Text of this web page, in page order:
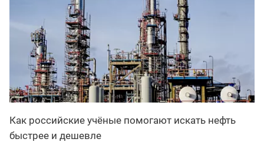
Как российские учёные помогают искать нефть
быстрее и дешевле